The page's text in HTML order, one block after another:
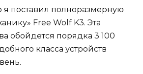
я поставил полноразмерную
Free Wolf K3. Эта
обойдется порядка 3 100
класса устройств